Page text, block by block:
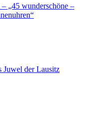
„45 wunderschöne –
Juwel der Lausitz